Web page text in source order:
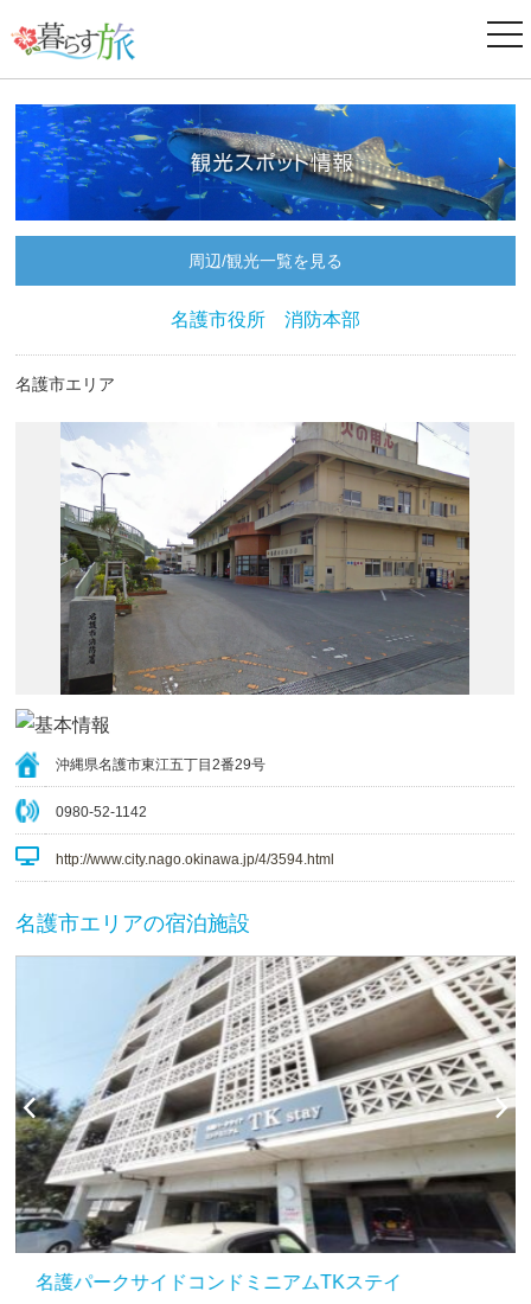
ナ
ビ
ン
周辺/観光一覧を見る
名護市役所 消防本部
名護市エリア
沖縄県名護市東江五丁目2番29号
0980-52-1142
http://www.city.nago.okinawa.jp/4/3594.html
名護市エリアの宿泊施設
名護パークサイドコンドミニアムTKステイ